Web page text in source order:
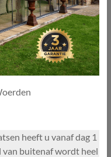
heeft u vanaf dag 1
buitenaf wordt heel